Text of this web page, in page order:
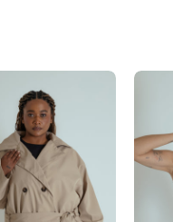
longa dedinho
casaco trench coat